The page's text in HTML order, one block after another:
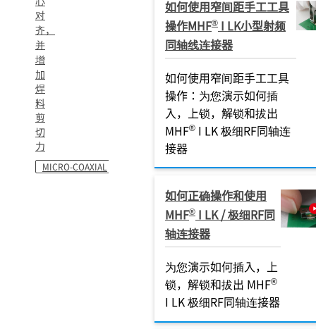
对
齐，
并
增
加
焊
料
剪
切
力
MICRO-COAXIAL
如何使用窄间距手工工具
操作MHF® I LK小型射频
同轴线连接器
如何使用窄间距手工工具
操作：为您演示如何插
入，上锁，解锁和拔出
MHF® I LK 极细RF同轴连
接器
如何正确操作和使用
MHF® I LK / 极细RF同
轴连接器
为您演示如何插入，上
锁，解锁和拔出 MHF®
I LK 极细RF同轴连接器